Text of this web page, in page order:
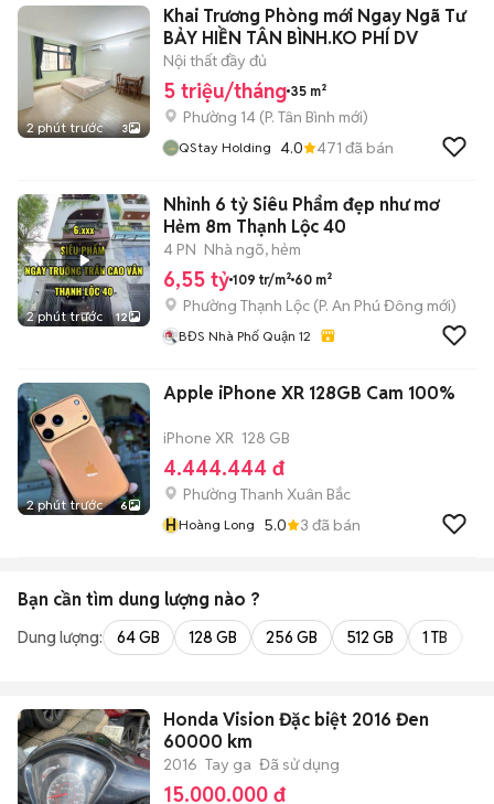
2 phút trước 3
Khai Trương Phòng mới Ngay Ngã Tư
BẢY HIỀN TÂN BÌNH.KO PHÍ DV
Nội thất đầy đủ
5 triệu/tháng 35 m²
Phường 14 (P. Tân Bình mới)
QStay Holding 4.0 471 đã bán
2 phút trước 12
Nhỉnh 6 tỷ Siêu Phẩm đẹp như mơ
Hẻm 8m Thạnh Lộc 40
4 PN Nhà ngõ, hẻm
6,55 tỷ 109 tr/m² 60 m²
Phường Thạnh Lộc (P. An Phú Đông mới)
BĐS Nhà Phố Quận 12
2 phút trước 6
Apple iPhone XR 128GB Cam 100%
iPhone XR 128 GB
4.444.444 đ
Phường Thanh Xuân Bắc
HHoàng Long 5.0 3 đã bán
Bạn cần tìm dung lượng nào ?
Dung lượng: 64 GB 128 GB 256 GB 512 GB 1 TB
Honda Vision Đặc biệt 2016 Đen
60000 km
2016 Tay ga Đã sử dụng
15.000.000 đ